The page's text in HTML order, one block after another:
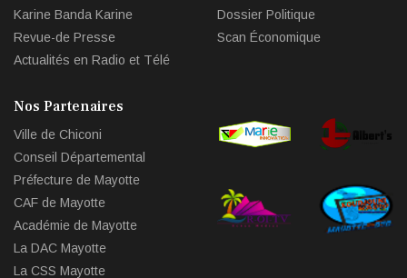
Karine Banda Karine
Revue-de Presse
Actualités en Radio et Télé
Dossier Politique
Scan Économique
Nos Partenaires
Ville de Chiconi
Conseil Départemental
Préfecture de Mayotte
CAF de Mayotte
Académie de Mayotte
La DAC Mayotte
La CSS Mayotte